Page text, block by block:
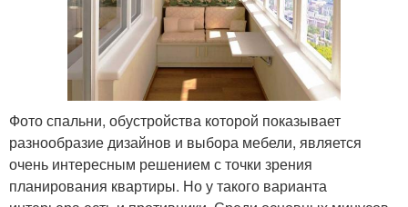
Фото спальни, обустройства которой показывает
разнообразие дизайнов и выбора мебели, является
очень интересным решением с точки зрения
планирования квартиры. Но у такого варианта